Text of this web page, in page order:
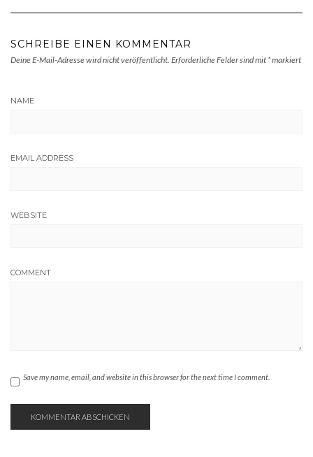
SCHREIBE EINEN KOMMENTAR
Deine E-Mail-Adresse wird nicht veröffentlicht. Erforderliche Felder sind mit *markiert
NAME
EMAIL ADDRESS
WEBSITE
COMMENT
Save my name, email, and website in this browser for the next time I comment.